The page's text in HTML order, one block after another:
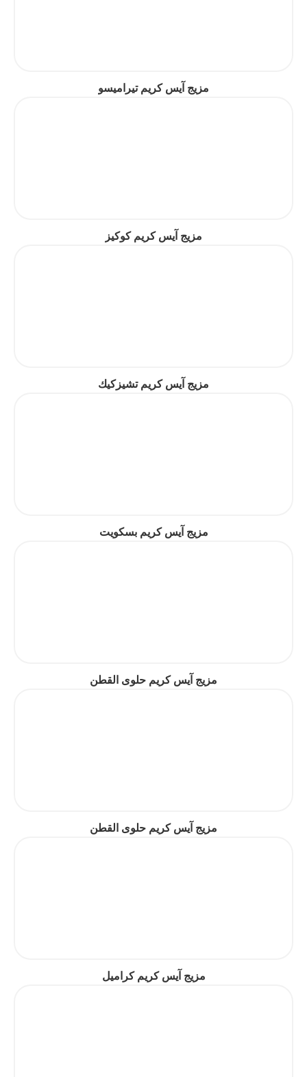
مزيج آيس كريم تيراميسو
مزيج آيس كريم كوكيز
مزيج آيس كريم تشيزكيك
مزيج آيس كريم بسكويت
مزيج آيس كريم حلوى القطن
مزيج آيس كريم حلوى القطن
مزيج آيس كريم كراميل